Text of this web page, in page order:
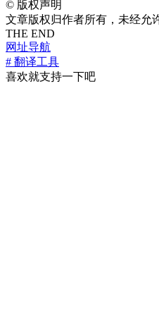
© 版权声明
文章版权归作者所有，未经允
THE END
网址导航
# 翻译工具
喜欢就支持一下吧